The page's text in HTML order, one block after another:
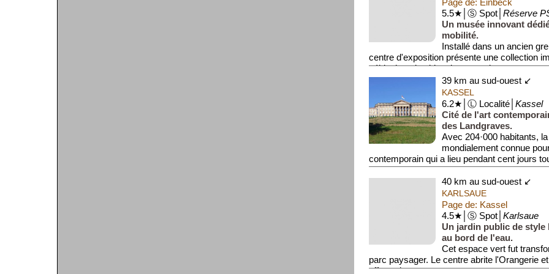
Page de: Einbeck
5.5★│Ⓢ Spot│ Réserve
Un musée innovant
mobilité.
Installé dans un ancien
centre d'exposition présente une collection
véhicules, des bicyclettes ancie...
39 km au sud-ouest ↙
KASSEL
6.2★│Ⓛ Localité│ Kassel
Cité de l'art
des Landgraves.
Avec 204·000 habitants,
mondialement connue
contemporain qui a lieu pendant cent jours
40 km au sud-ouest ↙
KARLSAUE
Page de: Kassel
4.5★│Ⓢ Spot│ Karlsaue
Un jardin public de style
au bord de l'eau.
Cet espace vert fut
parc paysager. Le centre abrite l'Orangerie
offrant de vastes p...